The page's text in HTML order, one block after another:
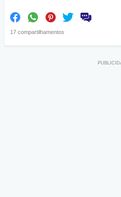
17 compartilhamentos